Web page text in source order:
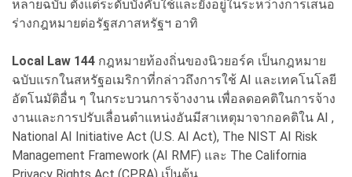
หลายฉบับ ตั้งแต่ระดับบังคับใช้และยังอยู่ในระหว่างการเสนอ
ร่างกฎหมายต่อรัฐสภาสหรัฐฯ อาทิ
Local Law 144 กฎหมายท้องถิ่นของนิวยอร์ค เป็นกฎหมาย
ฉบับแรกในสหรัฐอเมริกาที่กล่าวถึงการใช้ AI และเทคโนโลยี
อัตโนมัติอื่น ๆ ในกระบวนการจ้างงาน เพื่อลดอคติในการจ้าง
งานและการปรับเลื่อนตำแหน่งอันมีสาเหตุมาจากอคติใน AI ,
National AI Initiative Act (U.S. AI Act), The NIST AI Risk
Management Framework (AI RMF) และ The California